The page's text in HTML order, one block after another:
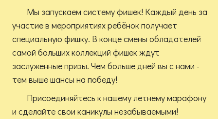
Мы запускаем систему фишек! Каждый день за
участие в мероприятиях ребёнок получает
специальную фишку. В конце смены обладателей
самой больших коллекций фишек ждут
заслуженные призы. Чем больше дней вы с нами -
тем выше шансы на победу!
Присоединяйтесь к нашему летнему марафону
и сделайте свои каникулы незабываемыми!